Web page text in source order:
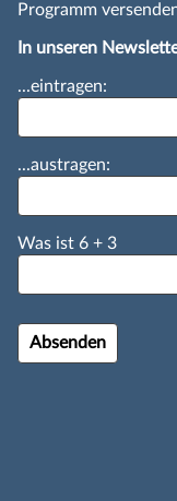
Programm
In unseren
...eintragen:
...austragen:
Was ist 6 + 3